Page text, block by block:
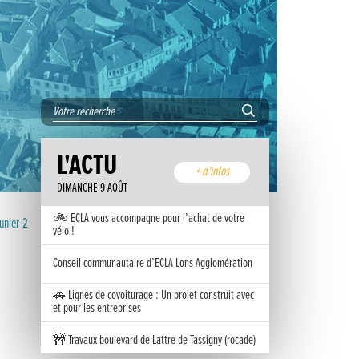
L'ACTU
DIMANCHE 9 AOÛT
+ d'infos
🚲 ECLA vous accompagne pour l’achat de votre
vélo !
Conseil communautaire d’ECLA Lons Agglomération
🚗 Lignes de covoiturage : Un projet construit avec
et pour les entreprises
🚧 Travaux boulevard de Lattre de Tassigny (rocade)
2